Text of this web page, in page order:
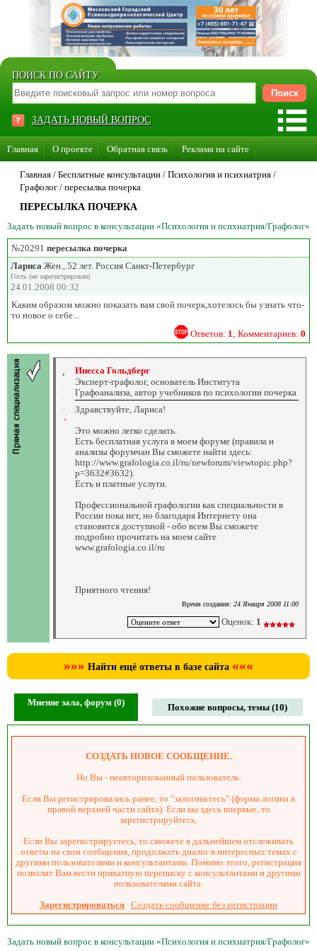
ПОИСК ПО САЙТУ:
ЗАДАТЬ НОВЫЙ ВОПРОС
Главная О проекте Обратная связь Реклама на сайте
Стать консультантом нашего сайта
Главная / Бесплатные консультации / Психология и психиатрия /
Графолог / пересылка почерка
ПЕРЕСЫЛКА ПОЧЕРКА
Задать новый вопрос в консультации «Психология и психиатрия/Графолог»
№20291 пересылка почерка
Лариса Жен., 52 лет. Россия Санкт-Петербург
Гость (не зарегистрирован)
24.01.2008 00:32
Каким образом можно показать вам свой почерк,хотелось бы узнать что-
то новое о себе...
Ответов: 1 ; Комментариев: 0
Инесса Гольдберг
Эксперт-графолог, основатель Института
Графоанализа, автор учебников по психологии почерка
Здравствуйте, Лариса!
Это можно легко сделать.
Есть бесплатная услуга в моем форуме (правила и
анализы форумчан Вы сможете найти здесь:
http://www.grafologia.co.il/ru/newforum/viewtopic.php?
p=3632#3632).
Есть и платные услуги.
Профессиональной графологии как специальности в
России пока нет, но благодаря Интернету она
становится доступной - обо всем Вы сможете
подробно прочитать на моем сайте
www.grafologia.co.il/ru
Приятного чтения!
Время создания: 24 Января 2008 11:00
Оценок: 1
»»» Найти ещё ответы в базе сайта «««
Мнение зала, форум (0) Похожие вопросы, темы (10)
СОЗДАТЬ НОВОЕ СООБЩЕНИЕ.
Но Вы - неавторизованный пользователь.
Если Вы регистрировались ранее, то "залогиньтесь" (форма логина в
правой верхней части сайта). Если вы здесь впервые, то
зарегистрируйтесь.
Если Вы зарегистрируетесь, то сможете в дальнейшем отслеживать
ответы на свои сообщения, продолжать диалог в интересных темах с
другими пользователями и консультантами. Помимо этого, регистрация
позволит Вам вести приватную переписку с консультантами и другими
пользователями сайта.
Зарегистрироваться Создать сообщение без регистрации
Задать новый вопрос в консультации «Психология и психиатрия/Графолог»